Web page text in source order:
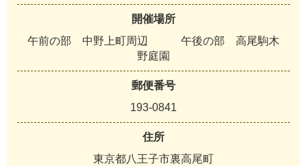
開催場所
午前の部 中野上町周辺 午後の部 高尾駒木
野庭園
郵便番号
193-0841
住所
東京都八王子市裏高尾町